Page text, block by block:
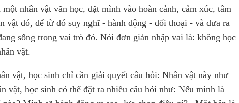
nhân vật văn học, đặt mình vào hoàn cảnh, cảm xúc, tâm
vật đó, để từ đó suy nghĩ - hành động - đối thoại - và đưa ra
sống trong vai trò đó. Nói đơn giản nhập vai là: không học
vật.
vật, học sinh chỉ cần giải quyết câu hỏi: Nhân vật này như
vật, học sinh có thể đặt ra nhiều câu hỏi như: Nếu mình là